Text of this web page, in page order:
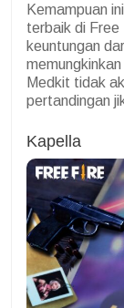
Kemampuan
terbaik di Free
keuntungan
Medkit tidak
pertandingan
Kapella